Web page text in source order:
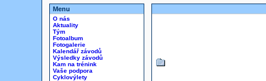
Menu
O nás
Aktuality
Tým
Fotoalbum
Fotogalerie
Kalendář závodů
Výsledky závodů
Kam na trénink
Vaše podpora
Cyklovýlety